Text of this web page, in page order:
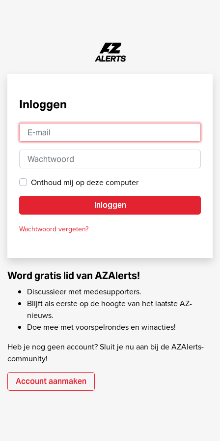
Inloggen
E-mail
Wachtwoord
Onthoud mij op deze computer
Inloggen
Wachtwoord vergeten?
Word gratis lid van AZAlerts!
Discussieer met medesupporters.
Blijft als eerste op de hoogte van het laatste AZ-
nieuws.
Doe mee met voorspelrondes en winacties!
Heb je nog geen account? Sluit je nu aan bij de AZAlerts-
community!
Account aanmaken